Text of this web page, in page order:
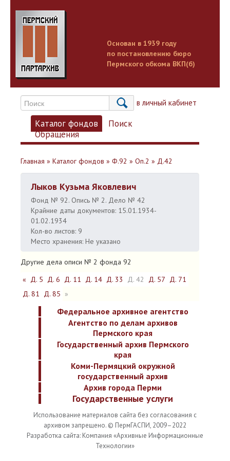
Основан в 1939 году
по постановлению бюро
Пермского обкома ВКП(б)
Вход в личный кабинет
Каталог фондов
Поиск
Обращения
Главная » Каталог фондов » Ф.92 » Оп.2 » Д.42
Лыков Кузьма Яковлевич
Фонд № 92. Опись № 2. Дело № 42
Крайние даты документов: 15.01.1934-
01.02.1934
Кол-во листов: 9
Место хранения: Не указано
Другие дела описи № 2 фонда 92
« Д. 5 Д. 6 Д. 11 Д. 14 Д. 33 Д. 42 Д. 57 Д. 71
Д. 81 Д. 85 »
Федеральное архивное агентство
Агентство по делам архивов
Пермского края
Государственный архив Пермского
края
Коми-Пермяцкий окружной
государственный архив
Архив города Перми
Государственные услуги
Использование материалов сайта без согласования с
архивом запрещено. © ПермГАСПИ, 2009–2022
Разработка сайта: Компания «Архивные Информационные
Технологии»